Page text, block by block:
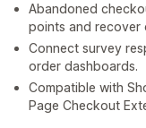
Abandoned
points and recover
Connect survey
order dashboards.
Compatible with
Page Checkout